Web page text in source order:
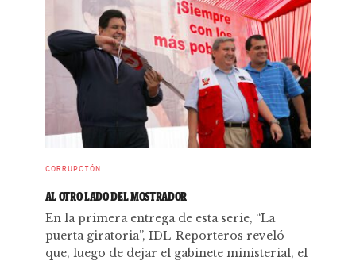
CORRUPCIÓN
AL OTRO LADO DEL MOSTRADOR
En la primera entrega de esta serie, “La
puerta giratoria”, IDL-Reporteros reveló
que, luego de dejar el gabinete ministerial, el